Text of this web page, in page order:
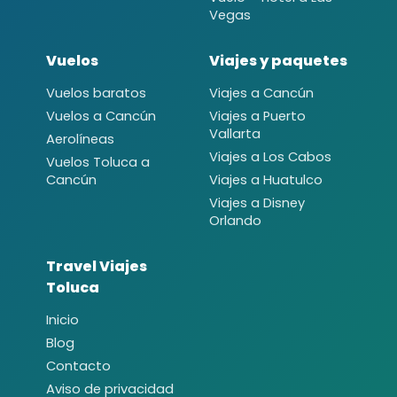
Vegas
Vuelos
Vuelos baratos
Vuelos a Cancún
Aerolíneas
Vuelos Toluca a
Cancún
Viajes y paquetes
Viajes a Cancún
Viajes a Puerto
Vallarta
Viajes a Los Cabos
Viajes a Huatulco
Viajes a Disney
Orlando
Travel Viajes
Toluca
Inicio
Blog
Contacto
Aviso de privacidad